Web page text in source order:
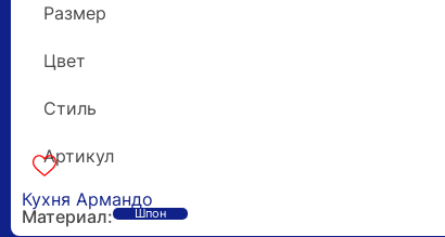
Размер
Цвет
Стиль
Артикул
Кухня Армандо
Материал:
Шпон